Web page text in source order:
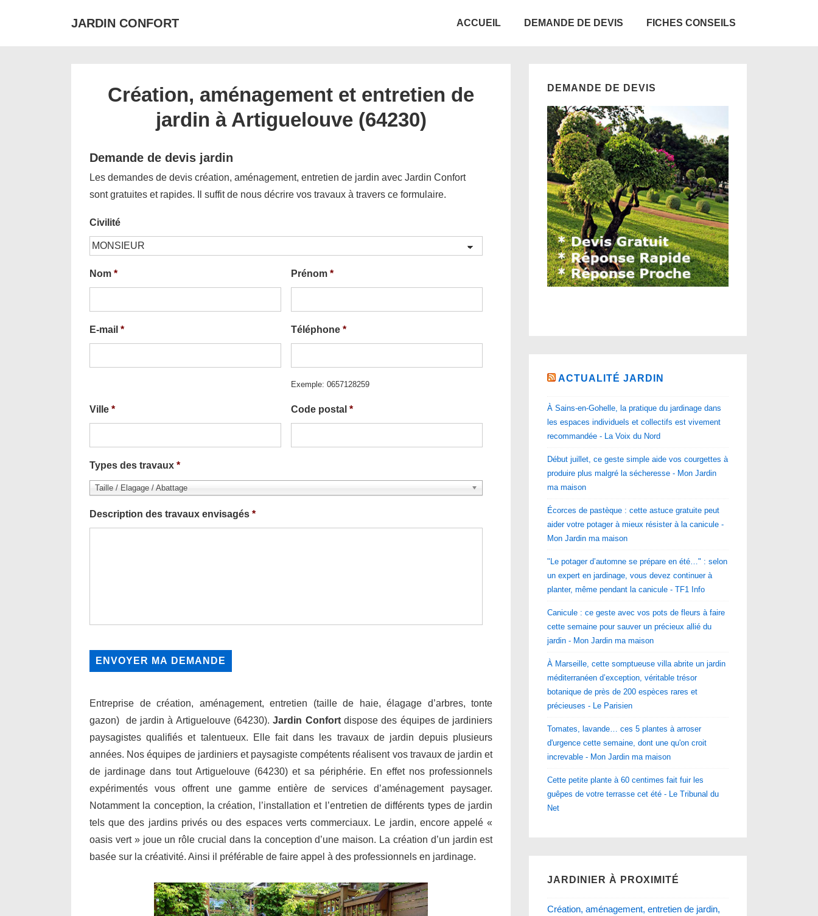
JARDIN CONFORT ACCUEIL DEMANDE DE DEVIS FICHES CONSEILS
Création, aménagement et entretien de
jardin à Artiguelouve (64230)
Demande de devis jardin
Les demandes de devis création, aménagement, entretien de jardin avec Jardin Confort
sont gratuites et rapides. Il suffit de nous décrire vos travaux à travers ce formulaire.
Civilité
Nom * Prénom *
E-mail * Téléphone *
Exemple: 0657128259
Ville * Code postal *
Types des travaux *
Taille / Elagage / Abattage
Description des travaux envisagés *
Entreprise de création, aménagement, entretien (taille de haie, élagage d’arbres, tonte
gazon) de jardin à Artiguelouve (64230).Jardin Confortdispose des équipes de jardiniers
paysagistes qualifiés et talentueux. Elle fait dans les travaux de jardin depuis plusieurs
années. Nos équipes de jardiniers et paysagiste compétents réalisent vos travaux de jardin et
de jardinage dans tout Artiguelouve (64230) et sa périphérie. En effet nos professionnels
expérimentés vous offrent une gamme entière de services d’aménagement paysager.
Notamment la conception, la création, l’installation et l’entretien de différents types de jardin
tels que des jardins privés ou des espaces verts commerciaux. Le jardin, encore appelé «
oasis vert » joue un rôle crucial dans la conception d’une maison. La création d’un jardin est
basée sur la créativité. Ainsi il préférable de faire appel à des professionnels en jardinage.
DEMANDE DE DEVIS
ACTUALITÉ JARDIN
À Sains-en-Gohelle, la pratique du jardinage dans
les espaces individuels et collectifs est vivement
recommandée - La Voix du Nord
Début juillet, ce geste simple aide vos courgettes à
produire plus malgré la sécheresse - Mon Jardin
ma maison
Écorces de pastèque : cette astuce gratuite peut
aider votre potager à mieux résister à la canicule -
Mon Jardin ma maison
"Le potager d’automne se prépare en été…" : selon
un expert en jardinage, vous devez continuer à
planter, même pendant la canicule - TF1 Info
Canicule : ce geste avec vos pots de fleurs à faire
cette semaine pour sauver un précieux allié du
jardin - Mon Jardin ma maison
À Marseille, cette somptueuse villa abrite un jardin
méditerranéen d’exception, véritable trésor
botanique de près de 200 espèces rares et
précieuses - Le Parisien
Tomates, lavande… ces 5 plantes à arroser
d'urgence cette semaine, dont une qu'on croit
increvable - Mon Jardin ma maison
Cette petite plante à 60 centimes fait fuir les
guêpes de votre terrasse cet été - Le Tribunal du
Net
JARDINIER À PROXIMITÉ
Création, aménagement, entretien de jardin,